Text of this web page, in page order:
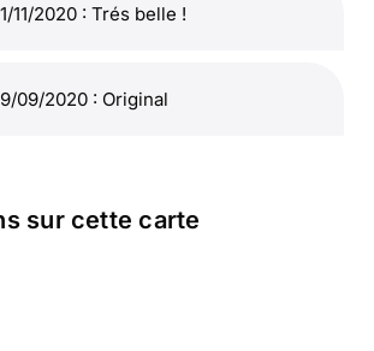
11/2020 : Trés belle !
09/2020 : Original
sur cette carte